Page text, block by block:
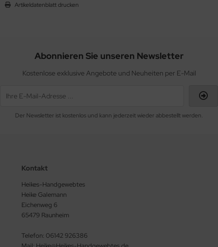
Artikeldatenblatt drucken
Abonnieren Sie unseren Newsletter
Kostenlose exklusive Angebote und Neuheiten per E-Mail
Der Newsletter ist kostenlos und kann jederzeit wieder abbestellt werden.
Kontakt
Heikes-Handgewebtes
Heike Galemann
Eichenweg 6
65479 Raunheim
Telefon: 06142 926386